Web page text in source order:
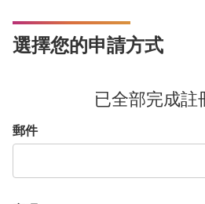
選擇您的申請方式
已全部完成註
登入:使用者與密碼
郵件